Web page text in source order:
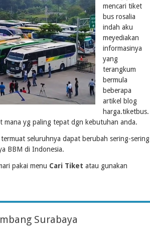
mencari tiket
bus rosalia
indah aku
meyediakan
informasinya
yang
terangkum
bermula
beberapa
artikel blog
harga.tiketbus.
mana yg paling tepat dgn kebutuhan anda.
seluruhnya dapat berubah sering-sering
BBM di Indonesia.
pakai menu Cari Tiket atau gunakan
Surabaya